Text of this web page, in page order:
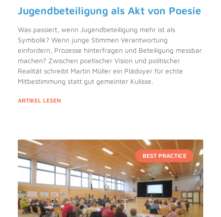
Jugendbeteiligung als Akt von Poesie
Was passiert, wenn Jugendbeteiligung mehr ist als
Symbolik? Wenn junge Stimmen Verantwortung
einfordern, Prozesse hinterfragen und Beteiligung messbar
machen? Zwischen poetischer Vision und politischer
Realität schreibt Martin Müller ein Plädoyer für echte
Mitbestimmung statt gut gemeinter Kulisse.
ARTIKEL LESEN
BEST PRACTICE